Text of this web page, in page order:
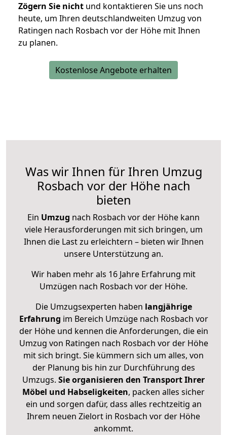
Zögern Sie nicht und kontaktieren Sie uns noch
heute, um Ihren deutschlandweiten Umzug von
Ratingen nach Rosbach vor der Höhe mit Ihnen
zu planen.
Kostenlose Angebote erhalten
Was wir Ihnen für Ihren Umzug
Rosbach vor der Höhe nach
bieten
Ein Umzug nach Rosbach vor der Höhe kann
viele Herausforderungen mit sich bringen, um
Ihnen die Last zu erleichtern – bieten wir Ihnen
unsere Unterstützung an.
Wir haben mehr als 16 Jahre Erfahrung mit
Umzügen nach Rosbach vor der Höhe.
Die Umzugsexperten haben langjährige
Erfahrung im Bereich Umzüge nach Rosbach vor
der Höhe und kennen die Anforderungen, die ein
Umzug von Ratingen nach Rosbach vor der Höhe
mit sich bringt. Sie kümmern sich um alles, von
der Planung bis hin zur Durchführung des
Umzugs. Sie organisieren den Transport Ihrer
Möbel und Habseligkeiten, packen alles sicher
ein und sorgen dafür, dass alles rechtzeitig an
Ihrem neuen Zielort in Rosbach vor der Höhe
ankommt.